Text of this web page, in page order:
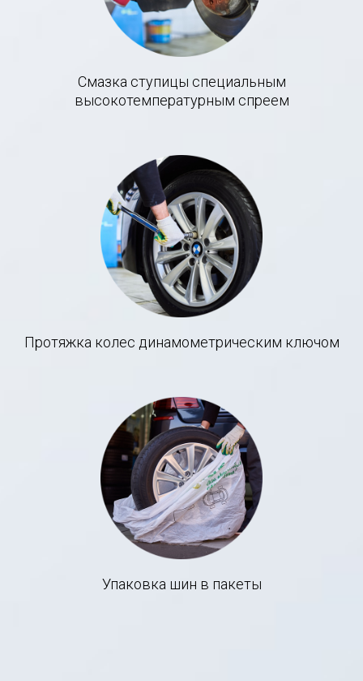
Смазка ступицы специальным
высокотемпературным спреем
Протяжка колес динамометрическим ключом
Упаковка шин в пакеты